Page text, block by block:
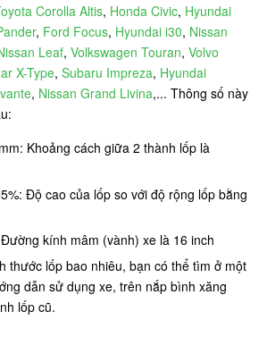
Corolla Altis, Honda Civic, Hyundai
, Ford Focus, Hyundai i30, Nissan
Leaf, Volkswagen Touran, Volvo
X-Type, Subaru Impreza, Hyundai
, Nissan Grand Livina,... Thông số này
Khoảng cách giữa 2 thành lốp là
Độ cao của lốp so với độ rộng lốp bằng
kính mâm (vành) xe là 16 inch
thước lốp bao nhiêu, bạn có thể tìm ở một
dẫn sử dụng xe, trên nắp bình xăng
lốp cũ.